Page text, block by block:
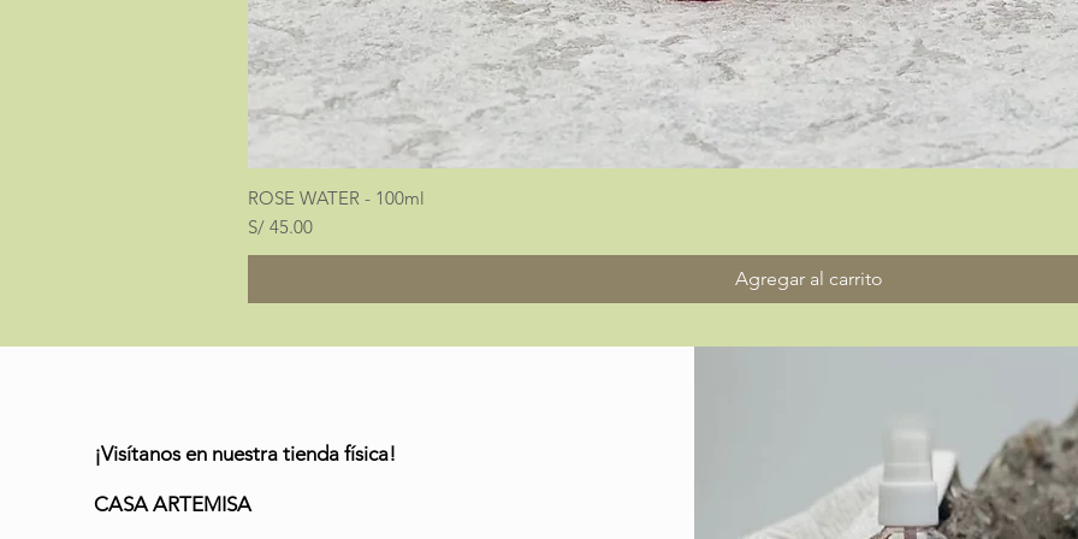
ROSE WATER - 100ml
Precio
S/ 45.00
Agregar al carrito
¡Visítanos en nuestra tienda física!
CASA ARTEMISA